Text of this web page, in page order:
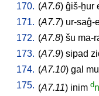
170. (A7.6) ĝiš-ḫur
171. (A7.7) ur-saĝ-
172. (A7.8) šu ma-
173. (A7.9) sipad
174. (A7.10) gal
175. (A7.11) inim d